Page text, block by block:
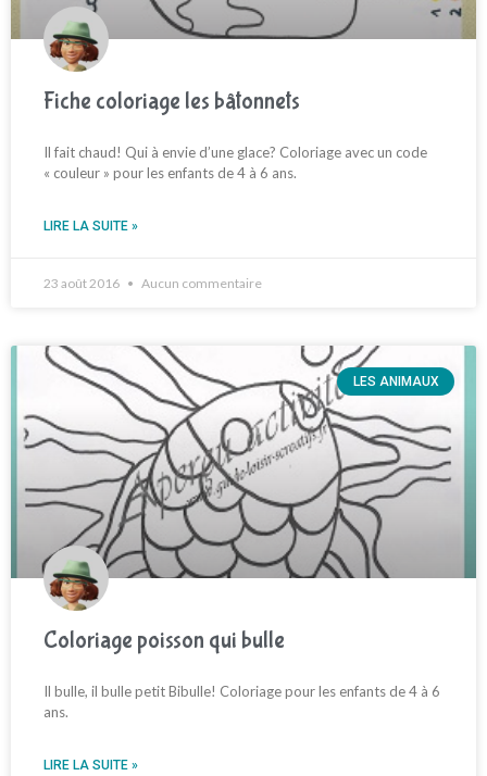
Fiche coloriage les bâtonnets
Il fait chaud! Qui à envie d’une glace? Coloriage avec un code
« couleur » pour les enfants de 4 à 6 ans.
LIRE LA SUITE »
23 août 2016 Aucun commentaire
LES ANIMAUX
Coloriage poisson qui bulle
Il bulle, il bulle petit Bibulle! Coloriage pour les enfants de 4 à 6
ans.
LIRE LA SUITE »